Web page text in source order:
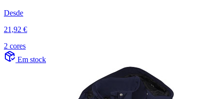
Desde
21,92 €
2 cores
Em stock